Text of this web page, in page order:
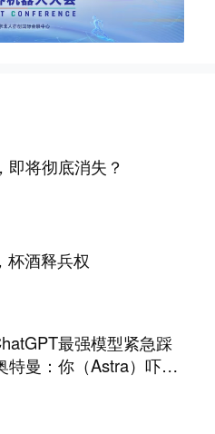
即将彻底消失？
杯酒释兵权
最强模型紧急踩
特曼：你（Astra）吓到